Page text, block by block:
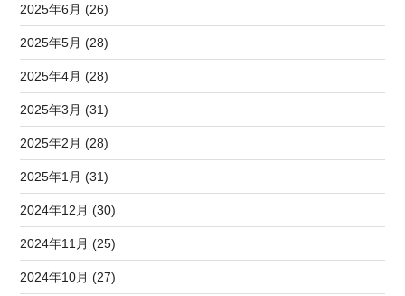
2025年6月 (26)
2025年5月 (28)
2025年4月 (28)
2025年3月 (31)
2025年2月 (28)
2025年1月 (31)
2024年12月 (30)
2024年11月 (25)
2024年10月 (27)